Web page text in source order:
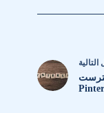
التالية